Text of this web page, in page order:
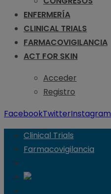
ENFERMERÍA
CLINICAL TRIALS
FARMACOVIGILANCIA
ACT FOR SKIN
Acceder
Registro
FacebookTwitterInstagram
Clinical Trials
Farmacovigilancia